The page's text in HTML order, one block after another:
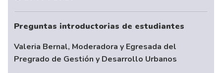
Preguntas introductorias de estudiantes
Valeria Bernal, Moderadora y Egresada del
Pregrado de Gestión y Desarrollo Urbanos